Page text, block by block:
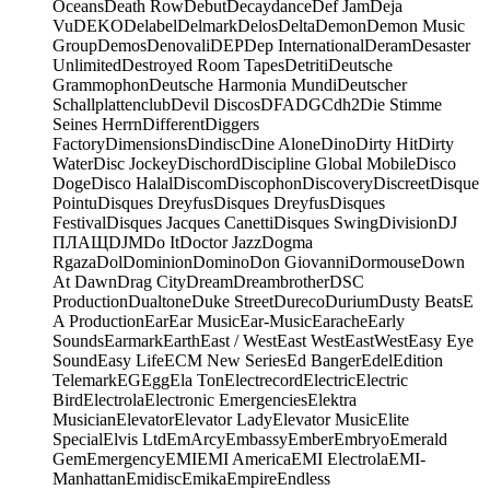
OceansDeath RowDebutDecaydanceDef JamDeja
VuDEKODelabelDelmarkDelosDeltaDemonDemon Music
GroupDemosDenovaliDEPDep InternationalDeramDesaster
UnlimitedDestroyed Room TapesDetritiDeutsche
GrammophonDeutsche Harmonia MundiDeutscher
SchallplattenclubDevil DiscosDFADGCdh2Die Stimme
Seines HerrnDifferentDiggers
FactoryDimensionsDindiscDine AloneDinoDirty HitDirty
WaterDisc JockeyDischordDiscipline Global MobileDisco
DogeDisco HalalDiscomDiscophonDiscoveryDiscreetDisque
PointuDisques DreyfusDisques DreyfusDisques
FestivalDisques Jacques CanettiDisques SwingDivisionDJ
ПЛАЩDJMDo ItDoctor JazzDogma
RgazaDolDominionDominoDon GiovanniDormouseDown
At DawnDrag CityDreamDreambrotherDSC
ProductionDualtoneDuke StreetDurecoDuriumDusty BeatsE
A ProductionEarEar MusicEar-MusicEaracheEarly
SoundsEarmarkEarthEast / WestEast WestEastWestEasy Eye
SoundEasy LifeECM New SeriesEd BangerEdelEdition
TelemarkEGEggEla TonElectrecordElectricElectric
BirdElectrolaElectronic EmergenciesElektra
MusicianElevatorElevator LadyElevator MusicElite
SpecialElvis LtdEmArcyEmbassyEmberEmbryoEmerald
GemEmergencyEMIEMI AmericaEMI ElectrolaEMI-
ManhattanEmidiscEmikaEmpireEndless